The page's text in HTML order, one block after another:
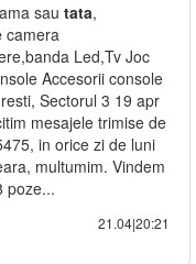
sau tata,
camera
Led,Tv Joc
Accesorii console
Sectorul 3 19 apr
mesajele trimise de
in orice zi de luni
multumim. Vindem
poze...
21.04|20:21